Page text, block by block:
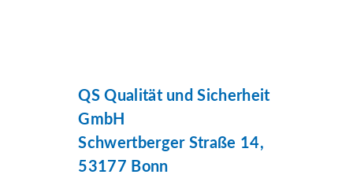
QS Qualität und Sicherheit
GmbH
Schwertberger Straße 14,
53177 Bonn